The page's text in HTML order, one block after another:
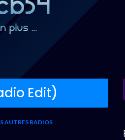
Edit)
AUTRES RADIOS